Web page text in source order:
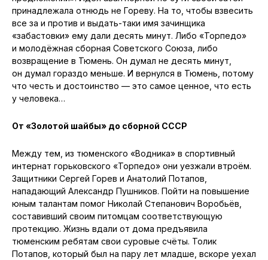
принадлежала отнюдь не Гореву. На то, чтобы взвесить
все за и против и выдать-таки имя зачинщика
«забастовки» ему дали десять минут. Либо «Торпедо»
и молодёжная сборная Советского Союза, либо
возвращение в Тюмень. Он думал не десять минут,
он думал гораздо меньше. И вернулся в Тюмень, потому
что честь и достоинство — это самое ценное, что есть
у человека…
От «Золотой шайбы» до сборной СССР
Между тем, из тюменского «Водника» в спортивный
интернат горьковского «Торпедо» они уезжали втроём.
Защитники Сергей Горев и Анатолий Потапов,
нападающий Александр Пушников. Пойти на повышение
юным талантам помог Николай Степанович Воробьёв,
составивший своим питомцам соответствующую
протекцию. Жизнь вдали от дома предъявила
тюменским ребятам свои суровые счёты. Толик
Потапов, который был на пару лет младше, вскоре уехал